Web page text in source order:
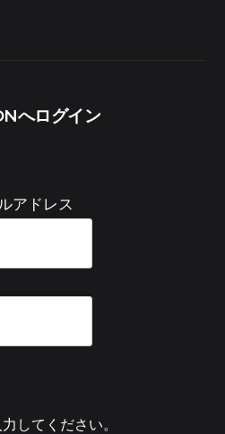
へログイン
アドレス
してください。